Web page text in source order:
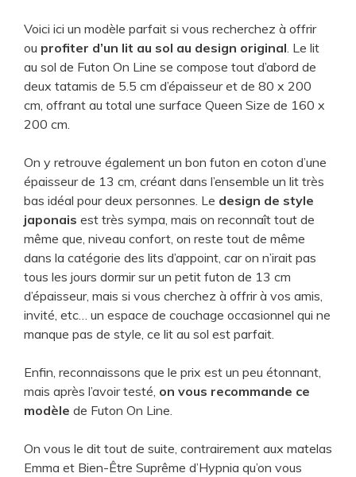
Voici ici un modèle parfait si vous recherchez à offrir
ou profiter d’un lit au sol au design original. Le lit
au sol de Futon On Line se compose tout d’abord de
deux tatamis de 5.5 cm d’épaisseur et de 80 x 200
cm, offrant au total une surface Queen Size de 160 x
200 cm.
On y retrouve également un bon futon en coton d’une
épaisseur de 13 cm, créant dans l’ensemble un lit très
bas idéal pour deux personnes. Le design de style
japonais est ​très sympa, mais on reconnaît tout de
même que, niveau confort, on reste tout de même
dans la catégorie des lits d’appoint, car on n’irait pas
tous les jours dormir sur un petit futon de 13 cm
d’épaisseur, mais si vous cherchez à offrir à vos amis,
invité, etc… un espace de couchage occasionnel qui ne
manque pas de style, ce lit au sol est parfait.
​Enfin, reconnaissons que le prix est un peu étonnant,
mais après l’avoir testé, on vous recommande ce
modèle de Futon On Line.
On vous le dit tout de suite, contrairement aux matelas
Emma et Bien-Être Suprême d’Hypnia qu’on vous